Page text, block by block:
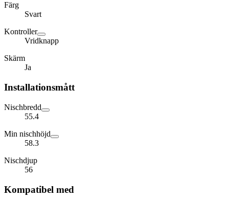
Färg
Svart
Kontroller
Vridknapp
Skärm
Ja
Installationsmått
Nischbredd
55.4
Min nischhöjd
58.3
Nischdjup
56
Kompatibel med